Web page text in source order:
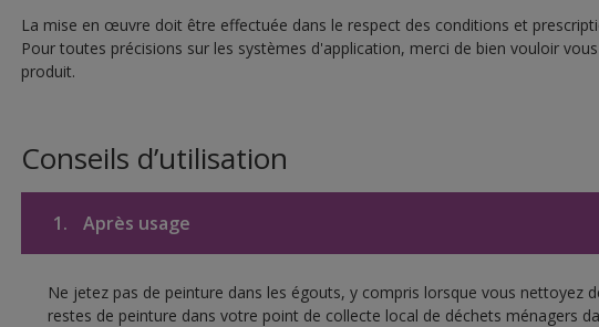
La mise en œuvre doit être effectuée dans le respect des conditions et
Pour toutes précisions sur les systèmes d'application, merci de bien vouloir
produit.
Conseils d’utilisation
1. Après usage
Ne jetez pas de peinture dans les égouts, y compris lorsque vous nettoyez
restes de peinture dans votre point de collecte local de déchets ménagers